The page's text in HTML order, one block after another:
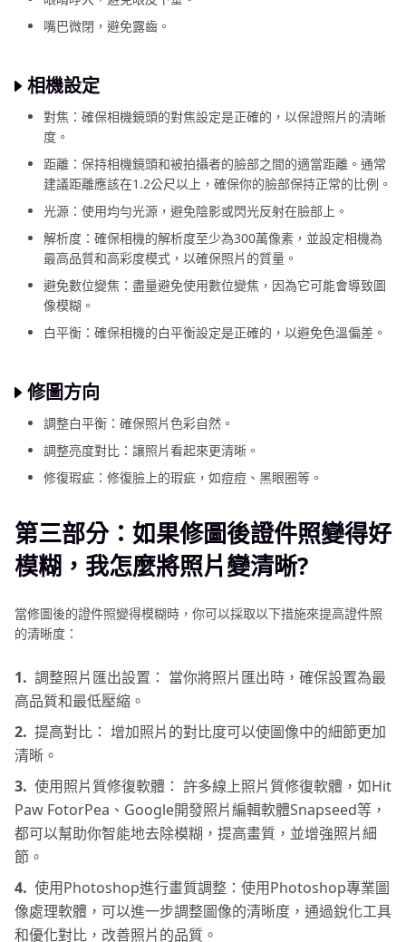
嘴巴微閉，避免露齒。
相機設定
對焦：確保相機鏡頭的對焦設定是正確的，以保證照片的清晰
度。
距離：保持相機鏡頭和被拍攝者的臉部之間的適當距離。通常
建議距離應該在1.2公尺以上，確保你的臉部保持正常的比例。
光源：使用均勻光源，避免陰影或閃光反射在臉部上。
解析度：確保相機的解析度至少為300萬像素，並設定相機為
最高品質和高彩度模式，以確保照片的質量。
避免數位變焦：盡量避免使用數位變焦，因為它可能會導致圖
像模糊。
白平衡：確保相機的白平衡設定是正確的，以避免色溫偏差。
修圖方向
調整白平衡：確保照片色彩自然。
調整亮度對比：讓照片看起來更清晰。
修復瑕疵：修復臉上的瑕疵，如痘痘、黑眼圈等。
第三部分：如果修圖後證件照變得好
模糊，我怎麼將照片變清晰?
當修圖後的證件照變得模糊時，你可以採取以下措施來提高證件照
的清晰度：
1. 調整照片匯出設置： 當你將照片匯出時，確保設置為最
高品質和最低壓縮。
2. 提高對比： 增加照片的對比度可以使圖像中的細節更加
清晰。
3. 使用照片質修復軟體： 許多線上照片質修復軟體，如Hit
Paw FotorPea、Google開發照片編輯軟體Snapseed等，
都可以幫助你智能地去除模糊，提高畫質，並增強照片細
節。
4. 使用Photoshop進行畫質調整：使用Photoshop專業圖
像處理軟體，可以進一步調整圖像的清晰度，通過銳化工具
和優化對比，改善照片的品質。